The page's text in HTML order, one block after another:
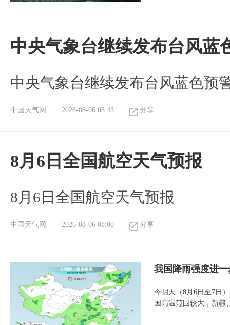
中央气象台继续发布台风蓝
中央气象台继续发布台风蓝色预
中国天气网 2026-08-06 08:43 分享
8月6日全国航空天气预报
8月6日全国航空天气预报
中国天气网 2026-08-06 08:00 分享
我国降雨强度进
今明天（8月6日至7日
国高温范围较大，新疆